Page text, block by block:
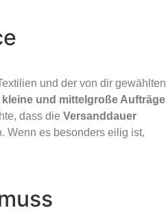
und der von dir gewählten
kleine und mittelgroße Aufträge
dass die Versanddauer
Wenn es besonders eilig ist,